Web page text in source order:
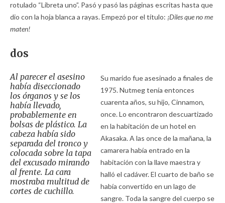
rotulado “Libreta uno”. Pasó y pasó las páginas escritas hasta que
dio con la hoja blanca a rayas. Empezó por el título: ¡Diles que no me
maten!
dos
Al parecer el asesino
había diseccionado
los órganos y se los
había llevado,
probablemente en
bolsas de plástico. La
cabeza había sido
separada del tronco y
colocada sobre la tapa
del excusado mirando
al frente. La cara
mostraba multitud de
cortes de cuchillo.
Su marido fue asesinado a finales de
1975. Nutmeg tenía entonces
cuarenta años, su hijo, Cinnamon,
once. Lo encontraron descuartizado
en la habitación de un hotel en
Akasaka. A las once de la mañana, la
camarera había entrado en la
habitación con la llave maestra y
halló el cadáver. El cuarto de baño se
había convertido en un lago de
sangre. Toda la sangre del cuerpo se